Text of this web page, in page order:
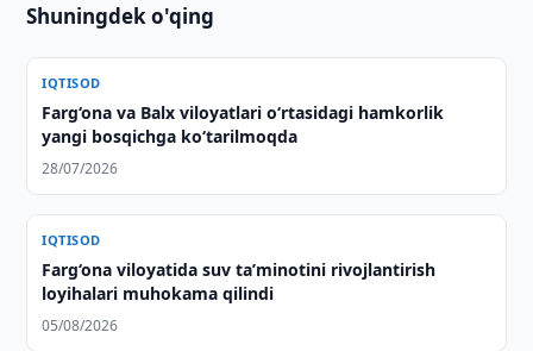
Shuningdek o'qing
IQTISOD
Farg‘ona va Balx viloyatlari o‘rtasidagi hamkorlik
yangi bosqichga ko‘tarilmoqda
28/07/2026
IQTISOD
Farg‘ona viloyatida suv taʼminotini rivojlantirish
loyihalari muhokama qilindi
05/08/2026